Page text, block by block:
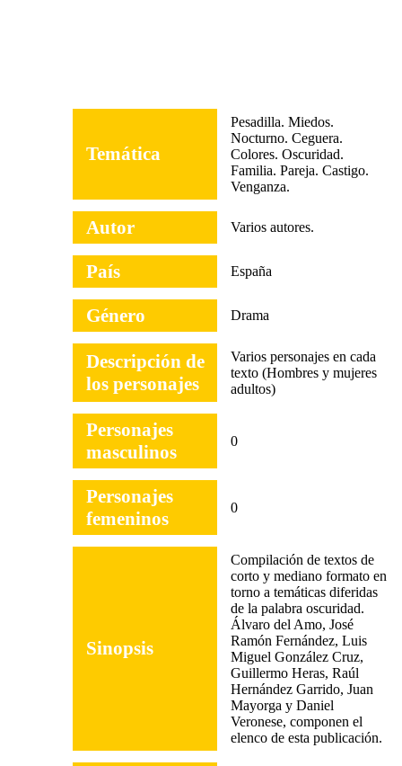
Temática
Pesadilla. Miedos.
Nocturno. Ceguera.
Colores. Oscuridad.
Familia. Pareja. Castigo.
Venganza.
Autor Varios autores.
País España
Género Drama
Descripción de
los personajes
Varios personajes en cada
texto (Hombres y mujeres
adultos)
Personajes
masculinos
0
Personajes
femeninos
0
Sinopsis
Compilación de textos de
corto y mediano formato en
torno a temáticas diferidas
de la palabra oscuridad.
Álvaro del Amo, José
Ramón Fernández, Luis
Miguel González Cruz,
Guillermo Heras, Raúl
Hernández Garrido, Juan
Mayorga y Daniel
Veronese, componen el
elenco de esta publicación.